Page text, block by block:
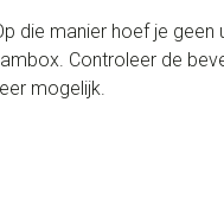
die manier hoef je geen
Controleer de
mogelijk.